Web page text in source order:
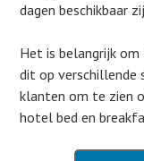
dagen beschikbaar
Het is belangrijk om
dit op verschillende
klanten om te zien
hotel bed en